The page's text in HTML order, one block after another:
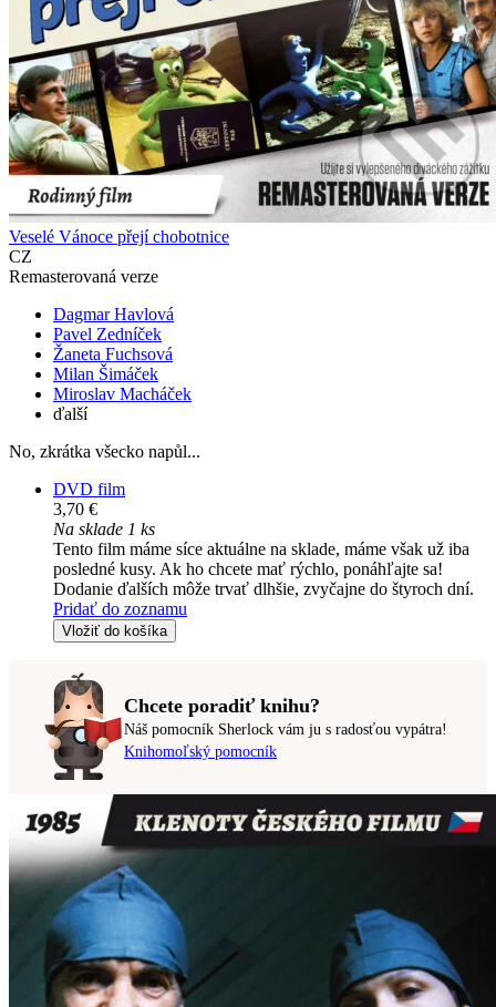
Veselé Vánoce přejí chobotnice
CZ
Remasterovaná verze
Dagmar Havlová
Pavel Zedníček
Žaneta Fuchsová
Milan Šimáček
Miroslav Macháček
ďalší
No, zkrátka všecko napůl...
DVD film
3,70 €
Na sklade 1 ks
Tento film máme síce aktuálne na sklade, máme však už iba
posledné kusy. Ak ho chcete mať rýchlo, ponáhľajte sa!
Dodanie ďalších môže trvať dlhšie, zvyčajne do štyroch dní.
Pridať do zoznamu
Vložiť do košíka
Chcete poradiť knihu?
Náš pomocník Sherlock vám ju s radosťou vypátra!
Knihomoľský pomocník